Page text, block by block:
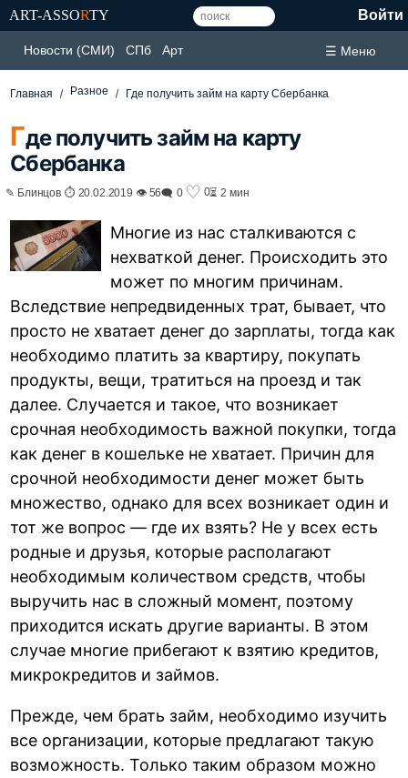
ART-ASSORTY Войти
Новости (СМИ) СПб Арт ☰ Меню
Главная Разное Где получить займ на карту Сбербанка
Где получить займ на карту
Сбербанка
✎ Блинцов ⏱ 20.02.2019 👁 56🗨 0 ♡ 0⏳ 2 мин
Многие из нас сталкиваются с
нехваткой денег. Происходить это
может по многим причинам.
Вследствие непредвиденных трат, бывает, что
просто не хватает денег до зарплаты, тогда как
необходимо платить за квартиру, покупать
продукты, вещи, тратиться на проезд и так
далее. Случается и такое, что возникает
срочная необходимость важной покупки, тогда
как денег в кошельке не хватает. Причин для
срочной необходимости денег может быть
множество, однако для всех возникает один и
тот же вопрос — где их взять? Не у всех есть
родные и друзья, которые располагают
необходимым количеством средств, чтобы
выручить нас в сложный момент, поэтому
приходится искать другие варианты. В этом
случае многие прибегают к взятию кредитов,
микрокредитов и займов.
Прежде, чем брать займ, необходимо изучить
все организации, которые предлагают такую
возможность. Только таким образом можно